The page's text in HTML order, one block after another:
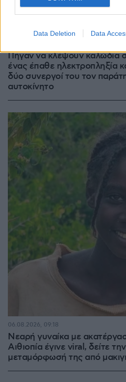
Data Deletion Data
Πήγαν να κλέψουν καλώδια
ένας έπαθε ηλεκτροπληξία
δύο συνεργοί του τον
αυτοκίνητο
Νεαρή γυναίκα με
Αιθιοπία έγινε viral, δείτε
μεταμόρφωσή της από
06.08.2026, 09:18